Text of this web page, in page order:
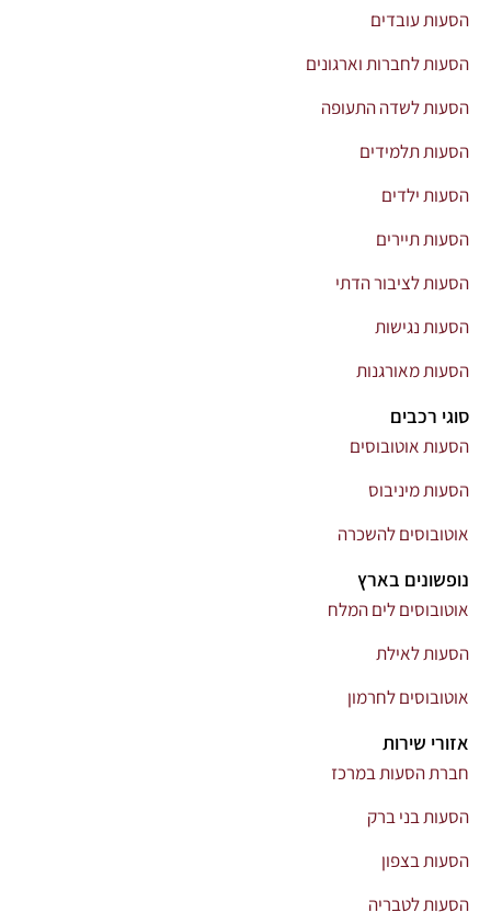
הסעות עובדים
הסעות לחברות וארגונים
הסעות לשדה התעופה
הסעות תלמידים
הסעות ילדים
הסעות תיירים
הסעות לציבור הדתי
הסעות נגישות
הסעות מאורגנות
סוגי רכבים
הסעות אוטובוסים
הסעות מיניבוס
אוטובוסים להשכרה
נופשונים בארץ
אוטובוסים לים המלח
הסעות לאילת
אוטובוסים לחרמון
אזורי שירות
חברת הסעות במרכז
הסעות בני ברק
הסעות בצפון
הסעות לטבריה